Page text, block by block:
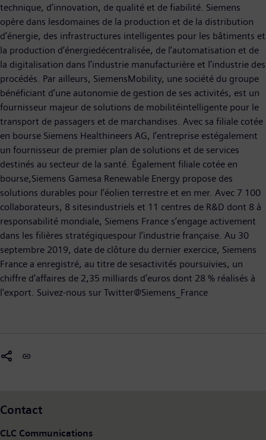
technique, d’innovation, de qualité et de fiabilité. Siemens
opère dans lesdomaines de la production et de la distribution
d’énergie, des infrastructures intelligentes pour les bâtiments et
la production d’énergiedécentralisée, de l’automatisation et de
la digitalisation dans l’industrie manufacturière et l’industrie des
procédés. Par ailleurs, SiemensMobility, une société du groupe
bénéficiant d’une autonomie de gestion de ses activités, est un
fournisseur majeur de solutions de mobilitéintelligente pour le
transport de passagers et de marchandises. Avec sa filiale cotée
en bourse Siemens Healthineers AG, l’entreprise estégalement
un fournisseur de premier plan de solutions et de services
destinés au secteur de la santé. Également filiale cotée en
bourse,Siemens Gamesa Renewable Energy propose des
solutions durables pour l’éolien terrestre et en mer. Avec 7 100
collaborateurs, 8 sitesindustriels et 11 centres de R&D dont 8 à
responsabilité mondiale, Siemens France s’engage activement
dans les filières stratégiquespour l’industrie française. Au 30
septembre 2019, date de clôture du dernier exercice, Siemens
France a enregistré, au titre de sesactivités poursuivies, un
chiffre d’affaires de 2,35 milliards d’euros dont 28 % réalisés à
l'export. Suivez-nous sur Twitter@Siemens_France
Contact
CLC Communications